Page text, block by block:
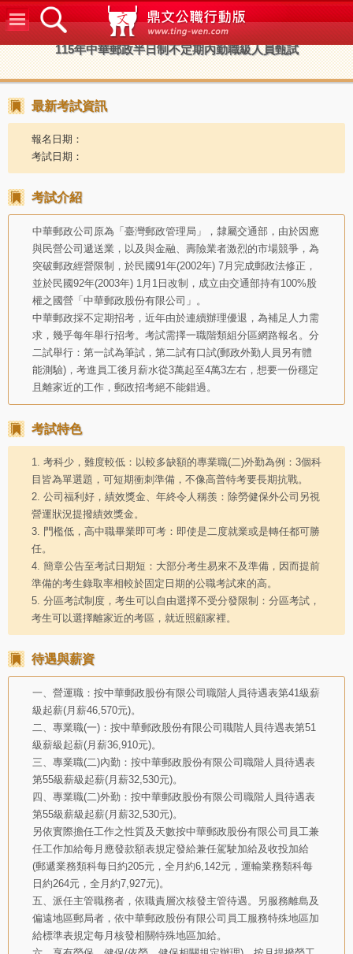
鼎文公
115年中華郵政半日制不定期內勤職級人員甄試
最新考試資訊
報名日期：
考試日期：
考試介紹
中華郵政公司原為「臺灣郵政管理局」，隸屬交通部，由於因應
與民營公司遞送業，以及與金融、壽險業者激烈的市場競爭，為
突破郵政經營限制，於民國91年(2002年) 7月完成郵政法修正，
並於民國92年(2003年) 1月1日改制，成立由交通部持有100%股
權之國營「中華郵政股份有限公司」。
中華郵政採不定期招考，近年由於連續辦理優退，為補足人力需
求，幾乎每年舉行招考。考試需擇一職階類組分區網路報名。分
二試舉行：第一試為筆試，第二試有口試(郵政外勤人員另有體
能測驗)，考進員工後月薪水從3萬起至4萬3左右，想要一份穩定
且離家近的工作，郵政招考絕不能錯過。
考試特色
1. 考科少，難度較低：以較多缺額的專業職(二)外勤為例：3個科
目皆為單選題，可短期衝刺準備，不像高普特考要長期抗戰。
2. 公司福利好，績效獎金、年終令人稱羨：除勞健保外公司另視
營運狀況提撥績效獎金。
3. 門檻低，高中職畢業即可考：即使是二度就業或是轉任都可勝
任。
4. 簡章公告至考試日期短：大部分考生易來不及準備，因而提前
準備的考生錄取率相較於固定日期的公職考試來的高。
5. 分區考試制度，考生可以自由選擇不受分發限制：分區考試，
考生可以選擇離家近的考區，就近照顧家裡。
待遇與薪資
一、營運職：按中華郵政股份有限公司職階人員待遇表第41級薪
級起薪(月薪46,570元)。
二、專業職(一)：按中華郵政股份有限公司職階人員待遇表第51
級薪級起薪(月薪36,910元)。
三、專業職(二)內勤：按中華郵政股份有限公司職階人員待遇表
第55級薪級起薪(月薪32,530元)。
四、專業職(二)外勤：按中華郵政股份有限公司職階人員待遇表
第55級薪級起薪(月薪32,530元)。
另依實際擔任工作之性質及天數按中華郵政股份有限公司員工兼
任工作加給每月應發款額表規定發給兼任駕駛加給及收投加給
(郵遞業務類科每日約205元，全月約6,142元，運輸業務類科每
日約264元，全月約7,927元)。
五、派任主管職務者，依職責層次核發主管待遇。另服務離島及
偏遠地區郵局者，依中華郵政股份有限公司員工服務特殊地區加
給標準表規定每月核發相關特殊地區加給。